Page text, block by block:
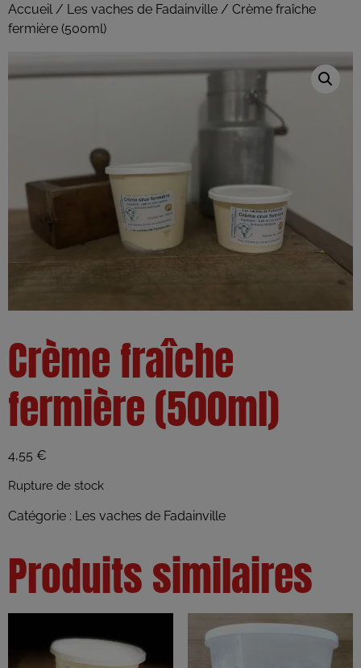
Accueil/ Les vaches de Fadainville / Crème fraîche
fermière (500ml)
Crème fraîche
fermière (500ml)
4,55 €
Rupture de stock
Catégorie : Les vaches de Fadainville
Produits similaires